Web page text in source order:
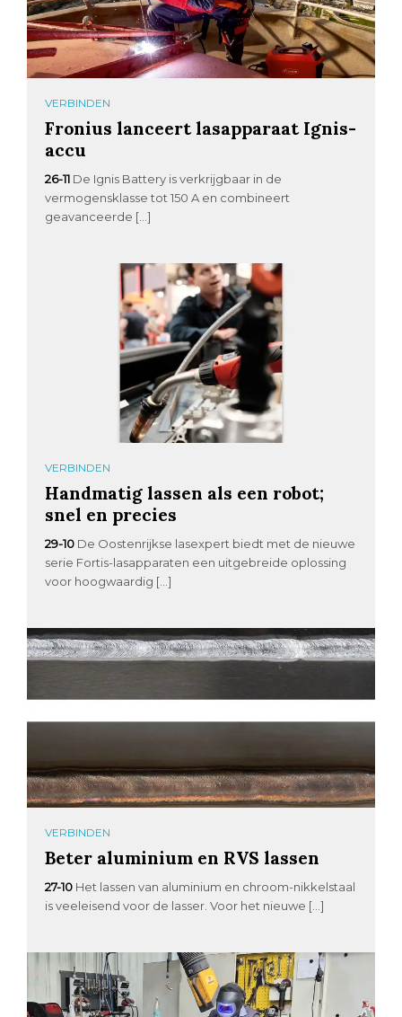
VERBINDEN
Fronius lanceert lasapparaat Ignis-
accu
26-11 De Ignis Battery is verkrijgbaar in de
vermogensklasse tot 150 A en combineert
geavanceerde […]
VERBINDEN
Handmatig lassen als een robot;
snel en precies
29-10 De Oostenrijkse lasexpert biedt met de nieuwe
serie Fortis-lasapparaten een uitgebreide oplossing
voor hoogwaardig […]
VERBINDEN
Beter aluminium en RVS lassen
27-10 Het lassen van aluminium en chroom-nikkelstaal
is veeleisend voor de lasser. Voor het nieuwe […]